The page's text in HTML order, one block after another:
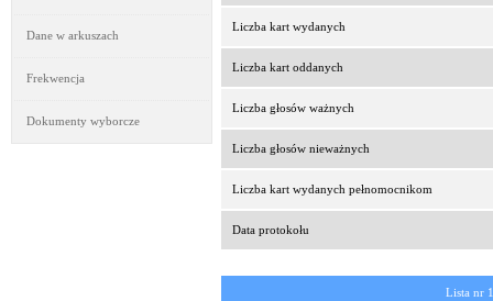
Dane w arkuszach
Frekwencja
Dokumenty wyborcze
Liczba kart wydanych
Liczba kart oddanych
Liczba głosów ważnych
Liczba głosów nieważnych
Liczba kart wydanych pełnomocnikom
Data protokołu
Lista nr